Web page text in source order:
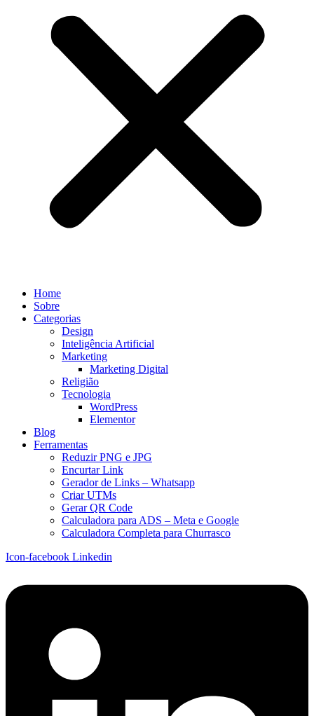
Home
Sobre
Categorias
Design
Inteligência Artificial
Marketing
Marketing Digital
Religião
Tecnologia
WordPress
Elementor
Blog
Ferramentas
Reduzir PNG e JPG
Encurtar Link
Gerador de Links – Whatsapp
Criar UTMs
Gerar QR Code
Calculadora para ADS – Meta e Google
Calculadora Completa para Churrasco
Icon-facebook Linkedin